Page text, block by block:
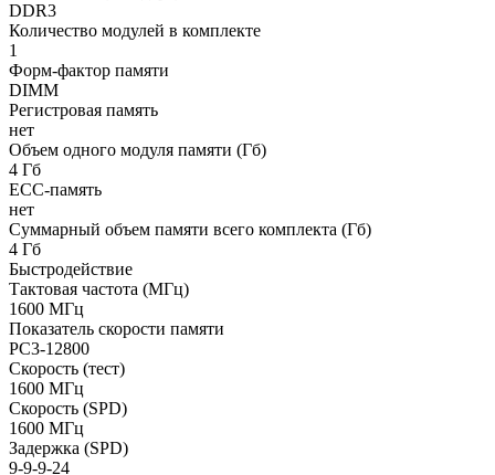
DDR3
Количество модулей в комплекте
1
Форм-фактор памяти
DIMM
Регистровая память
нет
Объем одного модуля памяти (Гб)
4 Гб
ECC-память
нет
Суммарный объем памяти всего комплекта (Гб)
4 Гб
Быстродействие
Тактовая частота (МГц)
1600 МГц
Показатель скорости памяти
PC3-12800
Скорость (тест)
1600 МГц
Скорость (SPD)
1600 МГц
Задержка (SPD)
9-9-9-24